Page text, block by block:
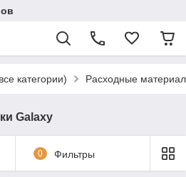
категории) Расходные
Galaxy
0 Фильтры